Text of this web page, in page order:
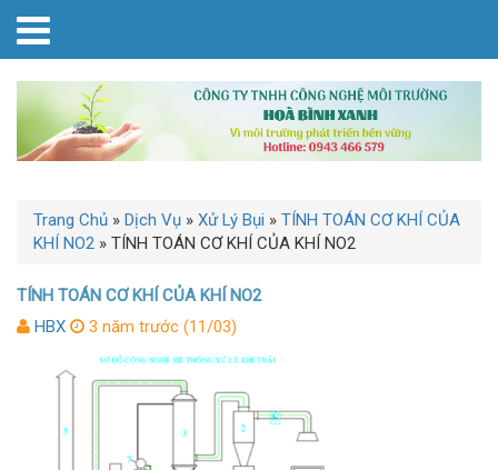
Trang Chủ » Dịch Vụ » Xử Lý Bụi » TÍNH TOÁN CƠ KHÍ CỦA
KHÍ NO2 » TÍNH TOÁN CƠ KHÍ CỦA KHÍ NO2
TÍNH TOÁN CƠ KHÍ CỦA KHÍ NO2
HBX
3 năm trước (11/03)